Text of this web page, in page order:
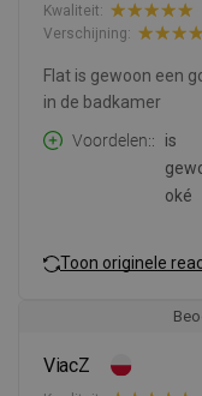
Kwaliteit:
Verschijning:
Flat is gewoon een
in de badkamer
Voordelen:
is
oké
Toon originele
ViacZ